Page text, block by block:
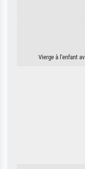
Vierge à l'enfant